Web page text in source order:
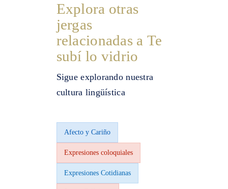
Explora otras
jergas
relacionadas a Te
subí lo vidrio
Sigue explorando nuestra
cultura lingüística
Afecto y Cariño
Expresiones coloquiales
Expresiones Cotidianas